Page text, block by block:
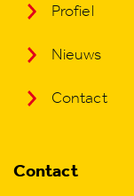
Profiel
Nieuws
Contact
Contact